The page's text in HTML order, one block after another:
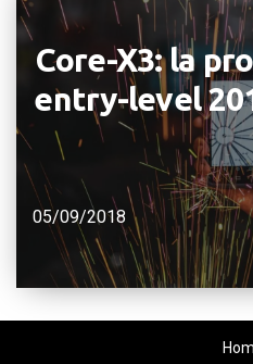
Core-X3: la
entry-level
05/09/2018